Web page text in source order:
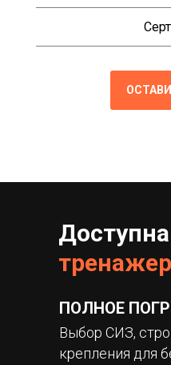
Выбор СИЗ,
крепления для
ПОЛНОЕ
Доступна